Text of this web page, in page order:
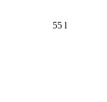
55 l